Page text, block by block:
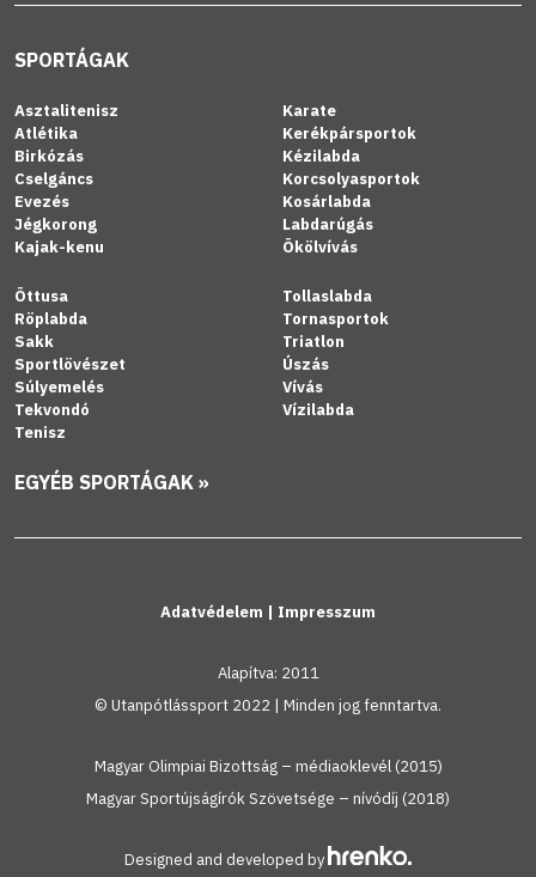
SPORTÁGAK
Asztalitenisz
Atlétika
Birkózás
Cselgáncs
Evezés
Jégkorong
Kajak-kenu
Karate
Kerékpársportok
Kézilabda
Korcsolyasportok
Kosárlabda
Labdarúgás
Ökölvívás
Öttusa
Röplabda
Sakk
Sportlövészet
Súlyemelés
Tekvondó
Tenisz
Tollaslabda
Tornasportok
Triatlon
Úszás
Vívás
Vízilabda
EGYÉB SPORTÁGAK »
Adatvédelem | Impresszum
Alapítva: 2011
© Utanpótlássport 2022 | Minden jog fenntartva.
Magyar Olimpiai Bizottság – médiaoklevél (2015)
Magyar Sportújságírók Szövetsége – nívódíj (2018)
Designed and developed by